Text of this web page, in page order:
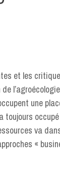
et les
une
va
«